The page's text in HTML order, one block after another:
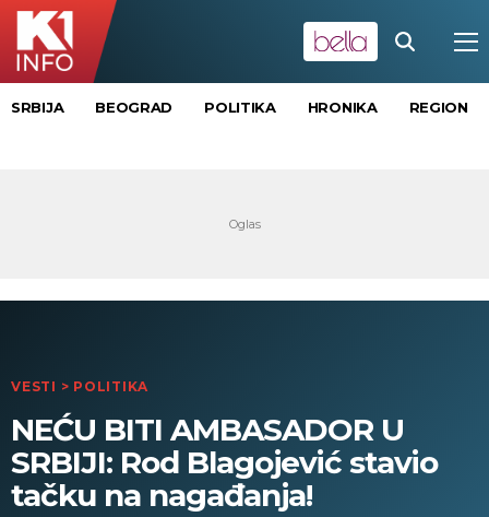
SRBIJA BEOGRAD POLITIKA HRONIKA REGION
VESTI > POLITIKA
NEĆU BITI AMBASADOR U
SRBIJI: Rod Blagojević stavio
tačku na nagađanja!